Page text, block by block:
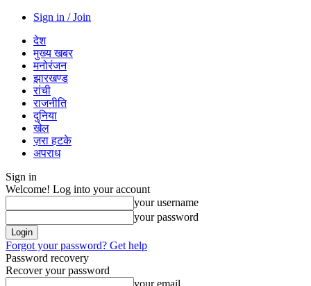
Sign in / Join
देश
मुख्य खबर
मनोरंजन
झारखण्ड
रांची
राजनीति
दुनिया
खेल
ज़रा हटके
अपराध
Sign in
Welcome! Log into your account
your username
your password
Forgot your password? Get help
Password recovery
Recover your password
your email